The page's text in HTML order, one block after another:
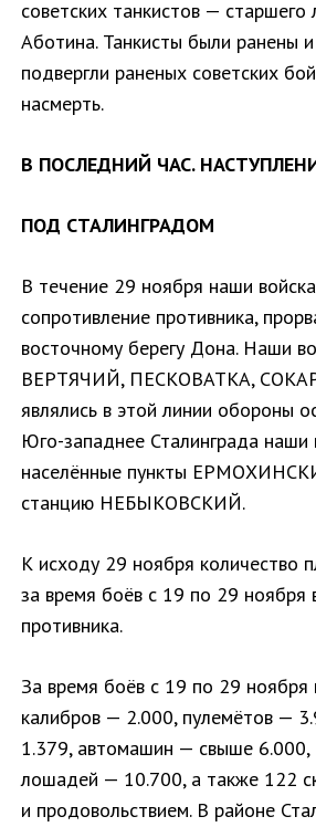
советских танкистов —
Аботина. Танкисты были ранены
подвергли раненых советских
насмерть.
В ПОСЛЕДНИЙ ЧАС.
ПОД СТАЛИНГРАДОМ
В течение 29 ноября наши
сопротивление противника,
восточному берегу Дона. Наши
ВЕРТЯЧИЙ, ПЕСКОВАТКА,
являлись в этой линии обороны
Юго-западнее Сталинграда наши
населённые пункты
станцию НЕБЫКОВСКИЙ.
К исходу 29 ноября количество
за время боёв с 19 по 29
противника.
За время боёв с 19 по 29 ноября
калибров — 2.000, пулемётов —
1.379, автомашин — свыше
лошадей — 10.700, а также 122
и продовольствием. В районе